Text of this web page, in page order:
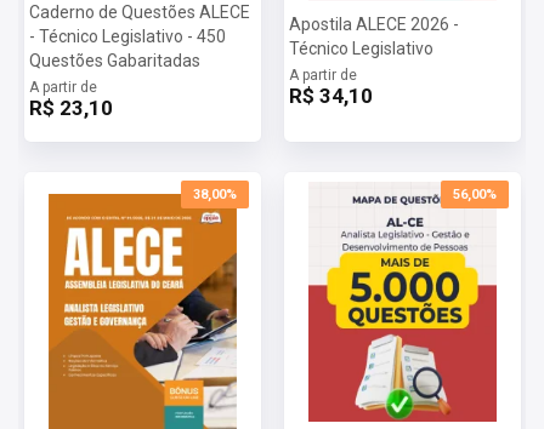
Caderno de Questões ALECE
- Técnico Legislativo - 450
Questões Gabaritadas
A partir de
R$ 23,10
Apostila ALECE 2026 -
Técnico Legislativo
A partir de
R$ 34,10
38,00% 56,00%